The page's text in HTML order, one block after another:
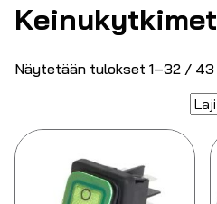
Keinukytkimet
Näytetään tulokset 1–32 / 43